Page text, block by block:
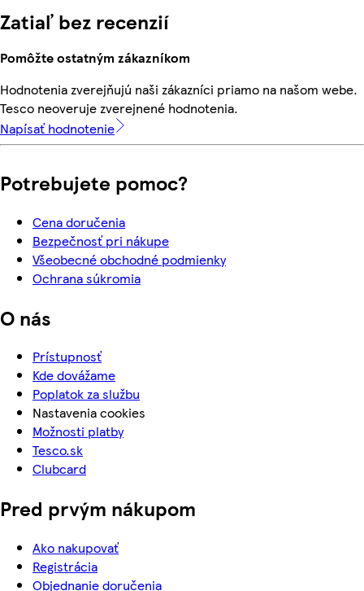
Zatiaľ bez recenzií
Pomôžte ostatným zákazníkom
Hodnotenia zverejňujú naši zákazníci priamo na našom webe.
Tesco neoveruje zverejnené hodnotenia.
Napísať hodnotenie
Potrebujete pomoc?
Cena doručenia
Bezpečnosť pri nákupe
Všeobecné obchodné podmienky
Ochrana súkromia
O nás
Prístupnosť
Kde dovážame
Poplatok za službu
Nastavenia cookies
Možnosti platby
Tesco.sk
Clubcard
Pred prvým nákupom
Ako nakupovať
Registrácia
Objednanie doručenia